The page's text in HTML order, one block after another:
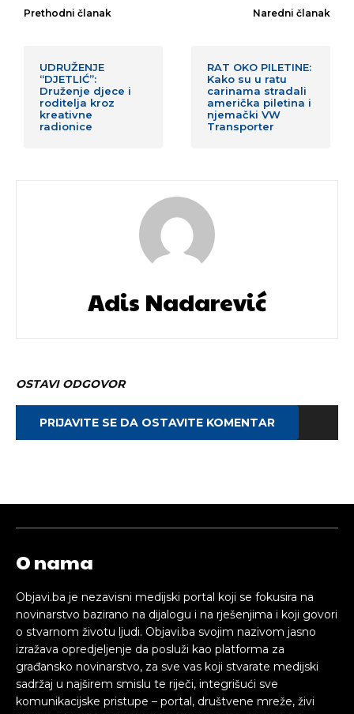
Prethodni članak
UDRUŽENJE
“DJETLIĆ”:
Druženje djece i
roditelja kroz
kreativne
radionice
Naredni članak
RAT OKO PILETINE:
Kako su u ratu
carinama stradali
američka piletina i
njemački VW
Transporter
Adis Nadarević
OSTAVI ODGOVOR
PRIJAVITE SE DA OSTAVITE KOMENTAR
O nama
Objavi.ba je nezavisni medijski portal koji se fokusira na
novinarstvo bazirano na dijalogu i na rješenjima i koji govori
o stvarnom životu ljudi. Objavi.ba svojim nazivom jasno
izražava opredjeljenje da posluži kao platforma za
građansko novinarstvo, za sve vas koji stvarate medijski
sadržaj u najširem smislu te riječi, integrišući sve
komunikacijske pristupe – portal, društvene mreže, živi